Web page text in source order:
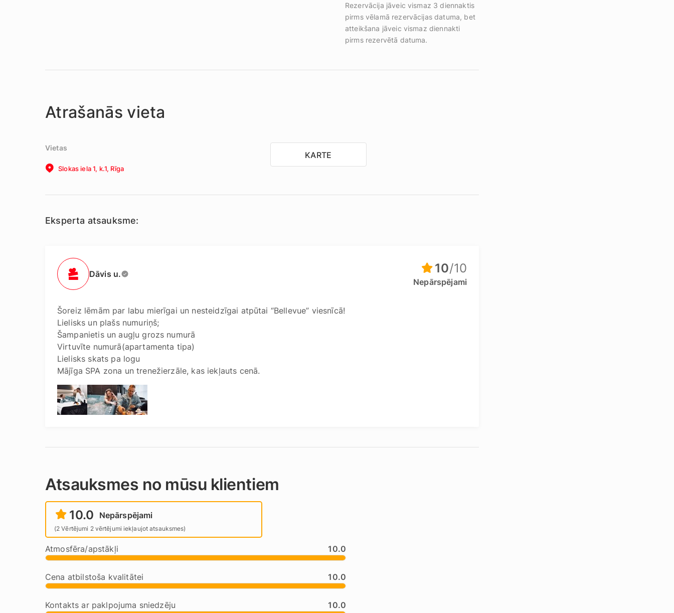
Rezervācija jāveic vismaz 3 diennaktis
pirms vēlamā rezervācijas datuma, bet
atteikšana jāveic vismaz diennakti
pirms rezervētā datuma.
Atrašanās vieta
Vietas
Slokas iela 1, k.1, Rīga
KARTE
Eksperta atsauksme:
Dāvis u. 10/10
Nepārspējami
Šoreiz lēmām par labu mierīgai un nesteidzīgai atpūtai “Bellevue” viesnīcā!
Lielisks un plašs numuriņš;
Šampanietis un augļu grozs numurā
Virtuvīte numurā(apartamenta tipa)
Lielisks skats pa logu
Mājīga SPA zona un trenežierzāle, kas iekļauts cenā.
Atsauksmes no mūsu klientiem
10.0 Nepārspējami
(2 Vērtējumi 2 vērtējumi iekļaujot atsauksmes)
Atmosfēra/apstākļi 10.0
Cena atbilstoša kvalitātei 10.0
Kontakts ar paklpojuma sniedzēju 10.0